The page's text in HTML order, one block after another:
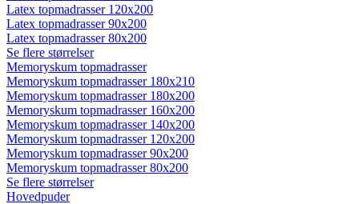
Latex topmadrasser 120x200
Latex topmadrasser 90x200
Latex topmadrasser 80x200
Se flere størrelser
Memoryskum topmadrasser
Memoryskum topmadrasser 180x210
Memoryskum topmadrasser 180x200
Memoryskum topmadrasser 160x200
Memoryskum topmadrasser 140x200
Memoryskum topmadrasser 120x200
Memoryskum topmadrasser 90x200
Memoryskum topmadrasser 80x200
Se flere størrelser
Hovedpuder